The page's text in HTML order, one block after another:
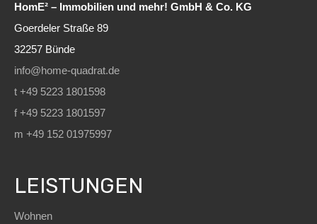
HomE² – Immobilien und mehr! GmbH & Co. KG
Goerdeler Straße 89
32257 Bünde
info@home-quadrat.de
t +49 5223 1801598
f +49 5223 1801597
m +49 152 01975997
LEISTUNGEN
Wohnen